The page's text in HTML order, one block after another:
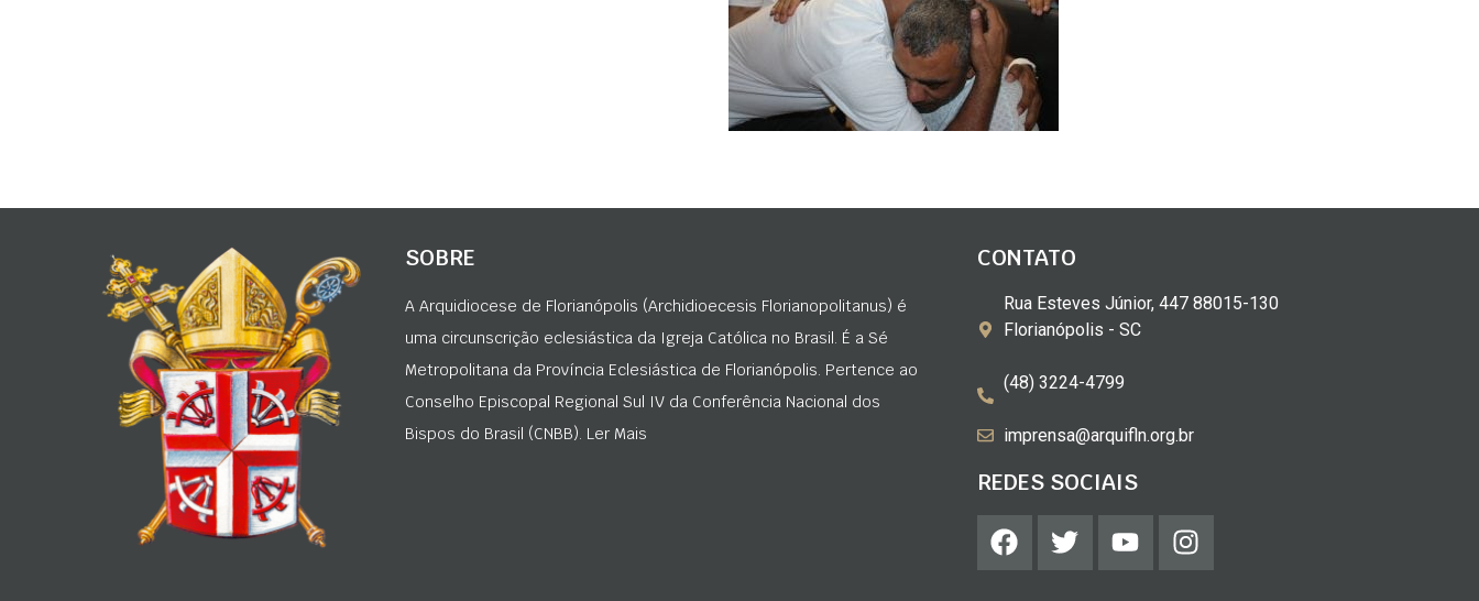
SOBRE
A Arquidiocese de Florianópolis (Archidioecesis Florianopolitanus) é
uma circunscrição eclesiástica da Igreja Católica no Brasil. É a Sé
Metropolitana da Província Eclesiástica de Florianópolis. Pertence ao
Conselho Episcopal Regional Sul IV da Conferência Nacional dos
Bispos do Brasil (CNBB). Ler Mais
CONTATO
Rua Esteves Júnior, 447 88015-130
Florianópolis - SC
(48) 3224-4799
imprensa@arquifln.org.br
REDES SOCIAIS